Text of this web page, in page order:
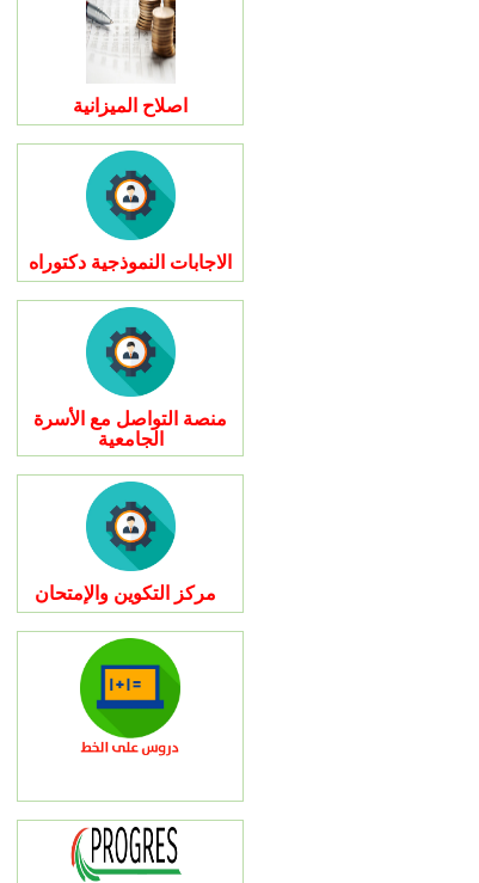
اصلاح الميزانية
الاجابات النموذجية دكتوراه
منصة التواصل مع الأسرة
الجامعية
مركز التكوين والإمتحان